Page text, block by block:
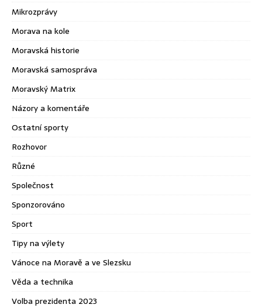
Mikrozprávy
Morava na kole
Moravská historie
Moravská samospráva
Moravský Matrix
Názory a komentáře
Ostatní sporty
Rozhovor
Různé
Společnost
Sponzorováno
Sport
Tipy na výlety
Vánoce na Moravě a ve Slezsku
Věda a technika
Volba prezidenta 2023